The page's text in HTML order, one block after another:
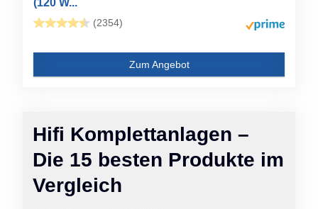
Hifi Komplettanlagen –
Die 15 besten Produkte im
Vergleich
(2354)
Zum Angebot